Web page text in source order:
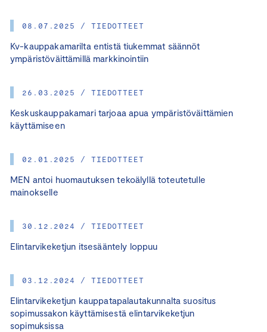
08.07.2025 / TIEDOTTEET
Kv-kauppakamarilta entistä tiukemmat säännöt
ympäristöväittämillä markkinointiin
26.03.2025 / TIEDOTTEET
Keskuskauppakamari tarjoaa apua ympäristöväittämien
käyttämiseen
02.01.2025 / TIEDOTTEET
MEN antoi huomautuksen tekoälyllä toteutetulle
mainokselle
30.12.2024 / TIEDOTTEET
Elintarvikeketjun itsesääntely loppuu
03.12.2024 / TIEDOTTEET
Elintarvikeketjun kauppatapalautakunnalta suositus
sopimussakon käyttämisestä elintarvikeketjun
sopimuksissa